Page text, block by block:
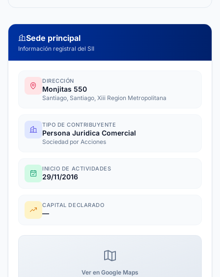
Sede principal
Información registral del SII
DIRECCIÓN
Monjitas 550
Santiago, Santiago, Xiii Region Metropolitana
TIPO DE CONTRIBUYENTE
Persona Juridica Comercial
Sociedad por Acciones
INICIO DE ACTIVIDADES
29/11/2016
CAPITAL DECLARADO
—
Ver en Google Maps